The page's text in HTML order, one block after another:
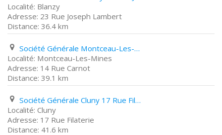
Blanzy
23 Rue Joseph Lambert
36.4 km
Société Générale Montceau-Les-Mines 14 Rue Carnot
Montceau-Les-Mines
14 Rue Carnot
39.1 km
Société Générale Cluny 17 Rue Filaterie
Cluny
17 Rue Filaterie
41.6 km